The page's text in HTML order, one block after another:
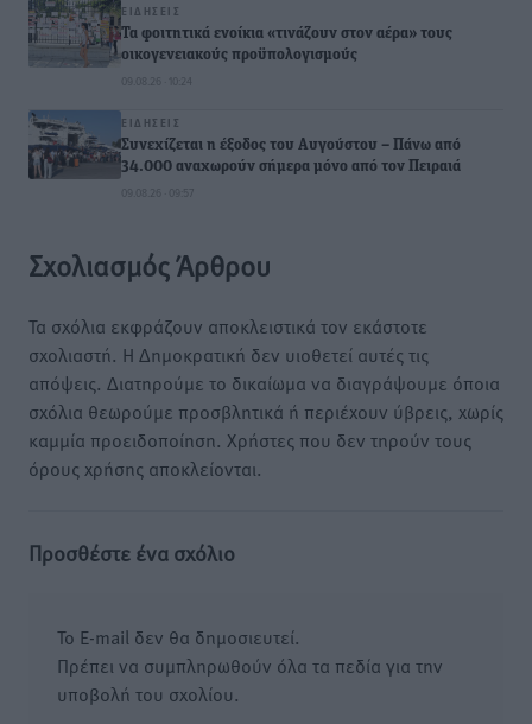
ΕΙΔΉΣΕΙΣ
Τα φοιτητικά ενοίκια «τινάζουν στον αέρα» τους
οικογενειακούς προϋπολογισμούς
09.08.26 · 10:24
ΕΙΔΉΣΕΙΣ
Συνεχίζεται η έξοδος του Αυγούστου – Πάνω από
34.000 αναχωρούν σήμερα μόνο από τον Πειραιά
09.08.26 · 09:57
Σχολιασμός Άρθρου
Τα σχόλια εκφράζουν αποκλειστικά τον εκάστοτε
σχολιαστή. Η Δημοκρατική δεν υιοθετεί αυτές τις
απόψεις. Διατηρούμε το δικαίωμα να διαγράψουμε όποια
σχόλια θεωρούμε προσβλητικά ή περιέχουν ύβρεις, χωρίς
καμμία προειδοποίηση. Χρήστες που δεν τηρούν τους
όρους χρήσης αποκλείονται.
Προσθέστε ένα σχόλιο
Το E-mail δεν θα δημοσιευτεί.
Πρέπει να συμπληρωθούν όλα τα πεδία για την
υποβολή του σχολίου.